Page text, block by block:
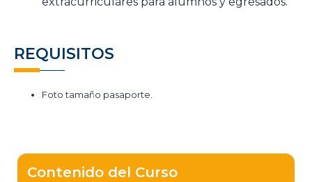
REQUISITOS
Foto tamaño pasaporte.
Contenido del Curso